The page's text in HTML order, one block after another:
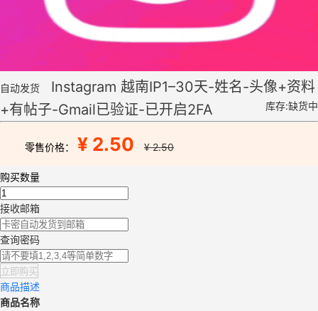
自动发货
Instagram 越南IP1–30天-姓名-头像+资料
+有帖子-Gmail已验证-已开启2FA
库存:缺货中
零售价格： ¥ 2.50 ¥ 2.50
购买数量
接收邮箱
查询密码
立即购买
商品描述
商品名称